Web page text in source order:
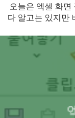
오늘은 엑셀 화
다 알고는 있지만